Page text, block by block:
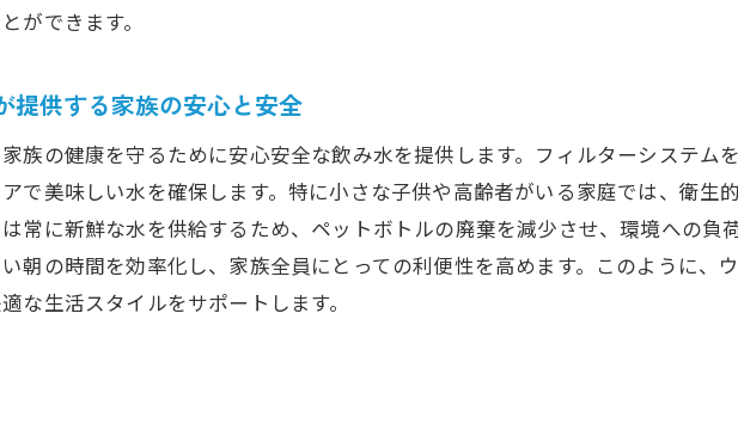
細菌から守る衛生管理機能の重要性
ができます。
提供する家族の安心と安全
族の健康を守るために安心安全な飲み水を提供します。フィルターシステム
で美味しい水を確保します。特に小さな子供や高齢者がいる家庭では、衛生
常に新鮮な水を供給するため、ペットボトルの廃棄を減少させ、環境への負
朝の時間を効率化し、家族全員にとっての利便性を高めます。このように、
な生活スタイルをサポートします。